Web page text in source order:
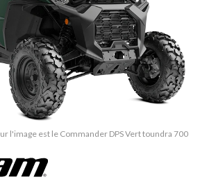
l'image est le Commander DPS Vert toundra 700